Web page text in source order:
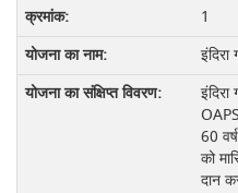
1
इंदिरा
60
को
दान